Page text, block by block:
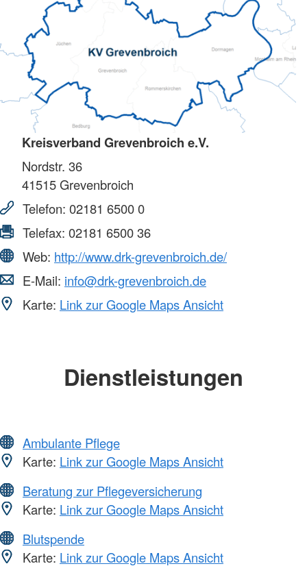
Kreisverband Grevenbroich e.V.
Nordstr. 36
41515Grevenbroich
Telefon: 02181 6500 0
Telefax: 02181 6500 36
Web: http://www.drk-grevenbroich.de/
E-Mail: info@drk-grevenbroich.de
Karte: Link zur Google Maps Ansicht
Dienstleistungen
Ambulante Pflege
Karte: Link zur Google Maps Ansicht
Beratung zur Pflegeversicherung
Karte: Link zur Google Maps Ansicht
Blutspende
Karte: Link zur Google Maps Ansicht